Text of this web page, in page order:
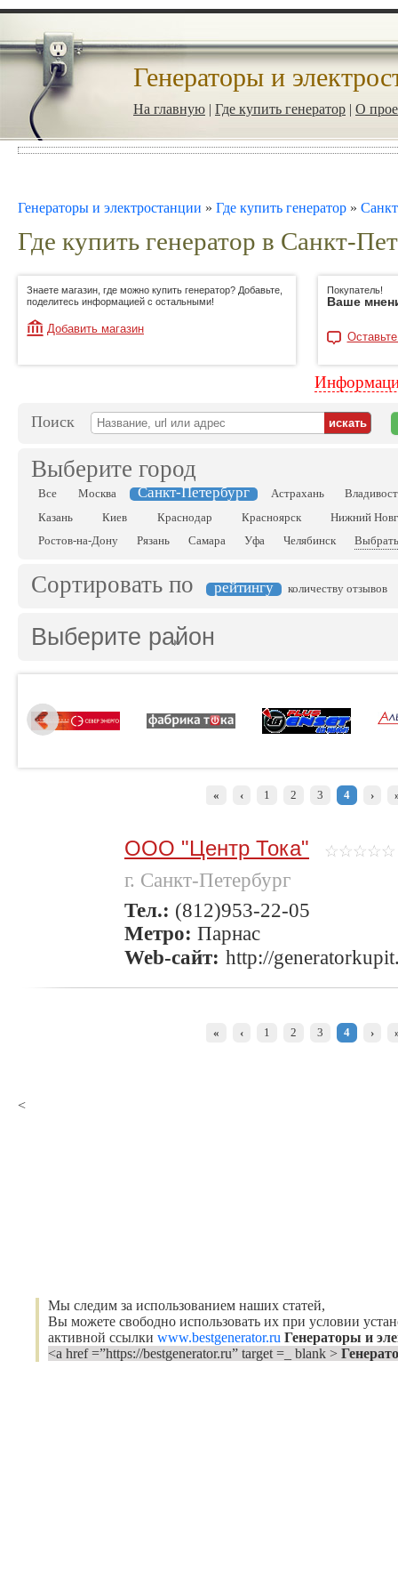
Генераторы и
На главную | Где купить генератор | О
Генераторы и электростанции » Где купить генератор »
Где купить генератор в Санкт-
Знаете магазин, где можно купить генератор? Добавьте,
поделитесь информацией с остальными!
Добавить магазин
Покупатель!
Ваше
Поиск
Выберите город
Все Москва Санкт-Петербург Астрахань
Казань
Киев Краснодар Красноярск
Нижний
Ростов-на-Дону
Рязань Самара Уфа Челябинск
Сортировать по рейтингу количеству отзывов
Выберите район
« ‹ 1 2 3 4 ›
ООО "Центр Тока"
г. Санкт-Петербург
Тел.: (812)953-22-05
Метро: Парнас
Web-сайт: http://
« ‹ 1 2 3 4 ›
<
Мы следим за использованием наших статей,
Вы можете свободно использовать их при условии
активной ссылки www.bestgenerator.ru Генераторы и
<a href =”https://bestgenerator.ru” target =_ blank >